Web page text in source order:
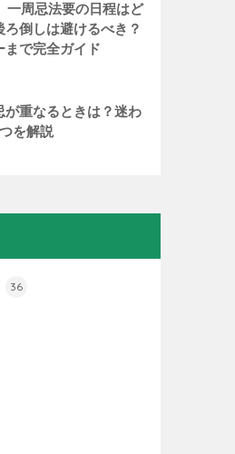
一周忌法要の日程はど
ろ倒しは避けるべき？
まで完全ガイド
が重なるときは？迷わ
を解説
36